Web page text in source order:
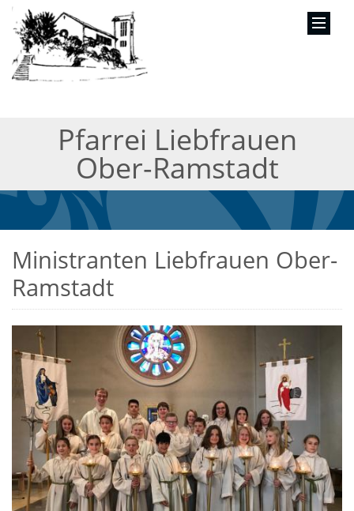
Pfarrei Liebfrauen
Ober-Ramstadt
Ministranten Liebfrauen Ober-
Ramstadt